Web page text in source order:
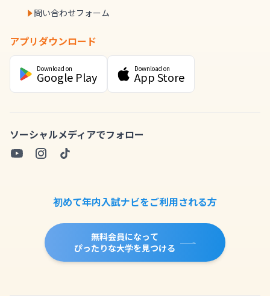
問い合わせフォーム
アプリダウンロード
Download on
Google Play
Download on
App Store
ソーシャルメディアでフォロー
初めて年内入試ナビをご利用される方
無料会員になって
ぴったりな大学を見つける